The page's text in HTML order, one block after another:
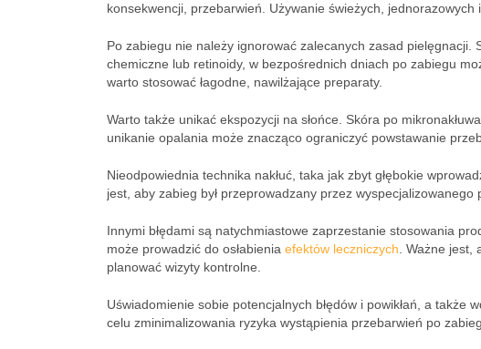
konsekwencji, przebarwień. Używanie świeżych,
Po zabiegu nie należy ignorować zalecanych zasad
chemiczne lub retinoidy, w bezpośrednich dniach po zabiegu
warto stosować łagodne, nawilżające preparaty.
Warto także unikać ekspozycji na słońce. Skóra po
unikanie opalania może znacząco ograniczyć powstawanie
Nieodpowiednia technika nakłuć, taka jak zbyt głębokie
jest, aby zabieg był przeprowadzany przez
Innymi błędami są natychmiastowe zaprzestanie stosowania
może prowadzić do osłabienia efektów leczniczych . Ważne
planować wizyty kontrolne.
Uświadomienie sobie potencjalnych błędów i powikłań, a
celu zminimalizowania ryzyka wystąpienia przebarwień po